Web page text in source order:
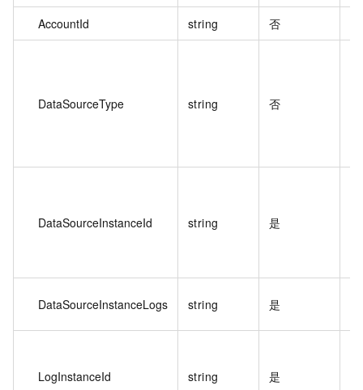
AccountId string 否
DataSourceType string 否
DataSourceInstanceId string 是
DataSourceInstanceLogs string 是
LogInstanceId string 是